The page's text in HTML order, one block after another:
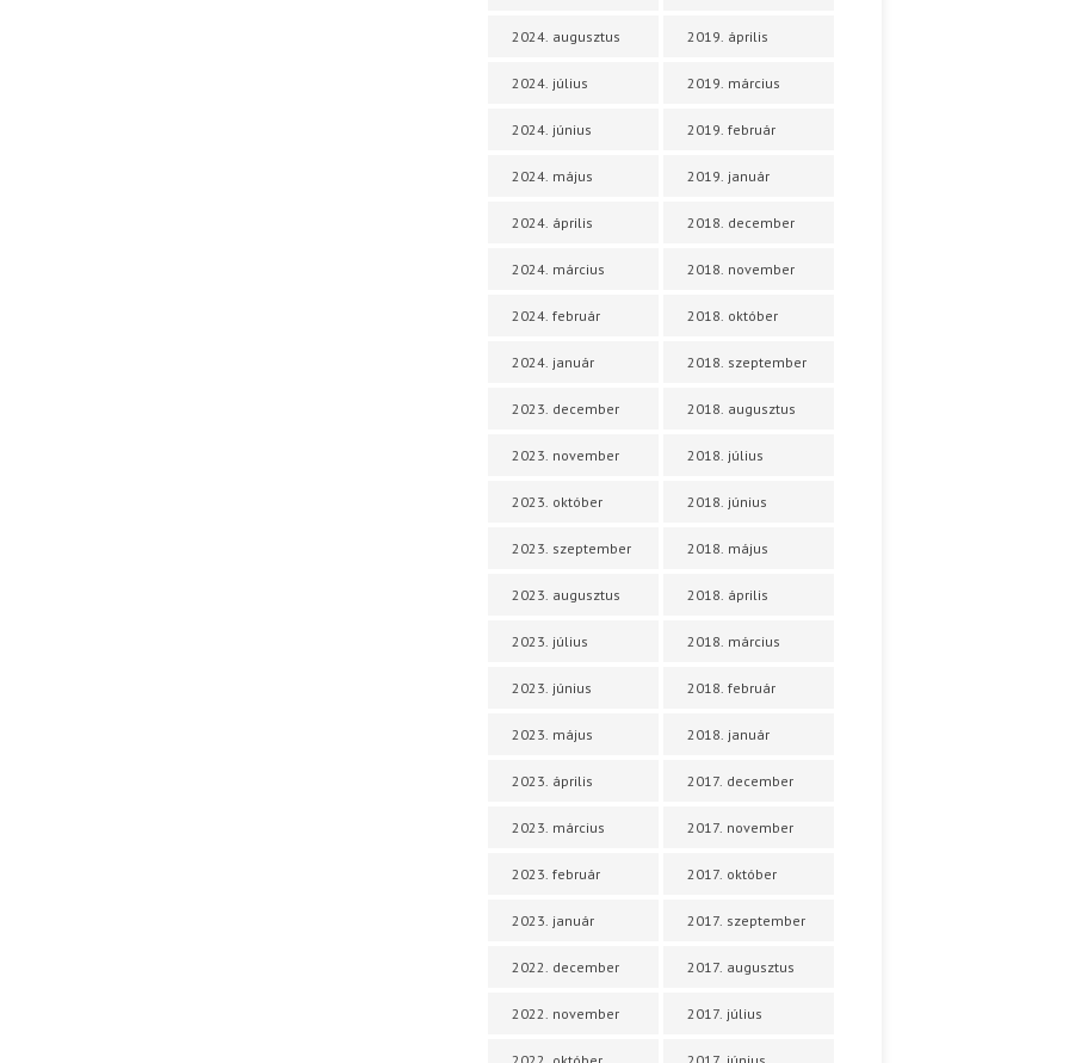
2024. augusztus
2024. július
2024. június
2024. május
2024. április
2024. március
2024. február
2024. január
2023. december
2023. november
2023. október
2023. szeptember
2023. augusztus
2023. július
2023. június
2023. május
2023. április
2023. március
2023. február
2023. január
2022. december
2022. november
2019. április
2019. március
2019. február
2019. január
2018. december
2018. november
2018. október
2018. szeptember
2018. augusztus
2018. július
2018. június
2018. május
2018. április
2018. március
2018. február
2018. január
2017. december
2017. november
2017. október
2017. szeptember
2017. augusztus
2017. július